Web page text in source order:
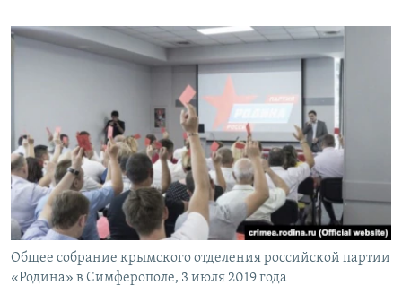
Общее собрание крымского отделения российской партии
«Родина» в Симферополе, 3 июля 2019 года